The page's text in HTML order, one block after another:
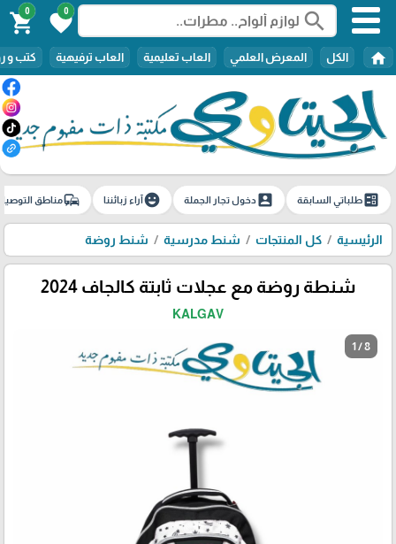
search
0
favorite
0
shopping_cart
home الكل المعرض العلمي العاب تعليمية العاب ترفيهية كتب و
ballotطلباتي السابقة account_boxدخول تجار الجملة emoji_emotionsآراء زبائننا commuteمناطق
الرئيسية كل المنتجات شنط مدرسية شنط روضة
شنطة روضة مع عجلات ثابتة كالجاف 2024
KALGAV
1 / 8